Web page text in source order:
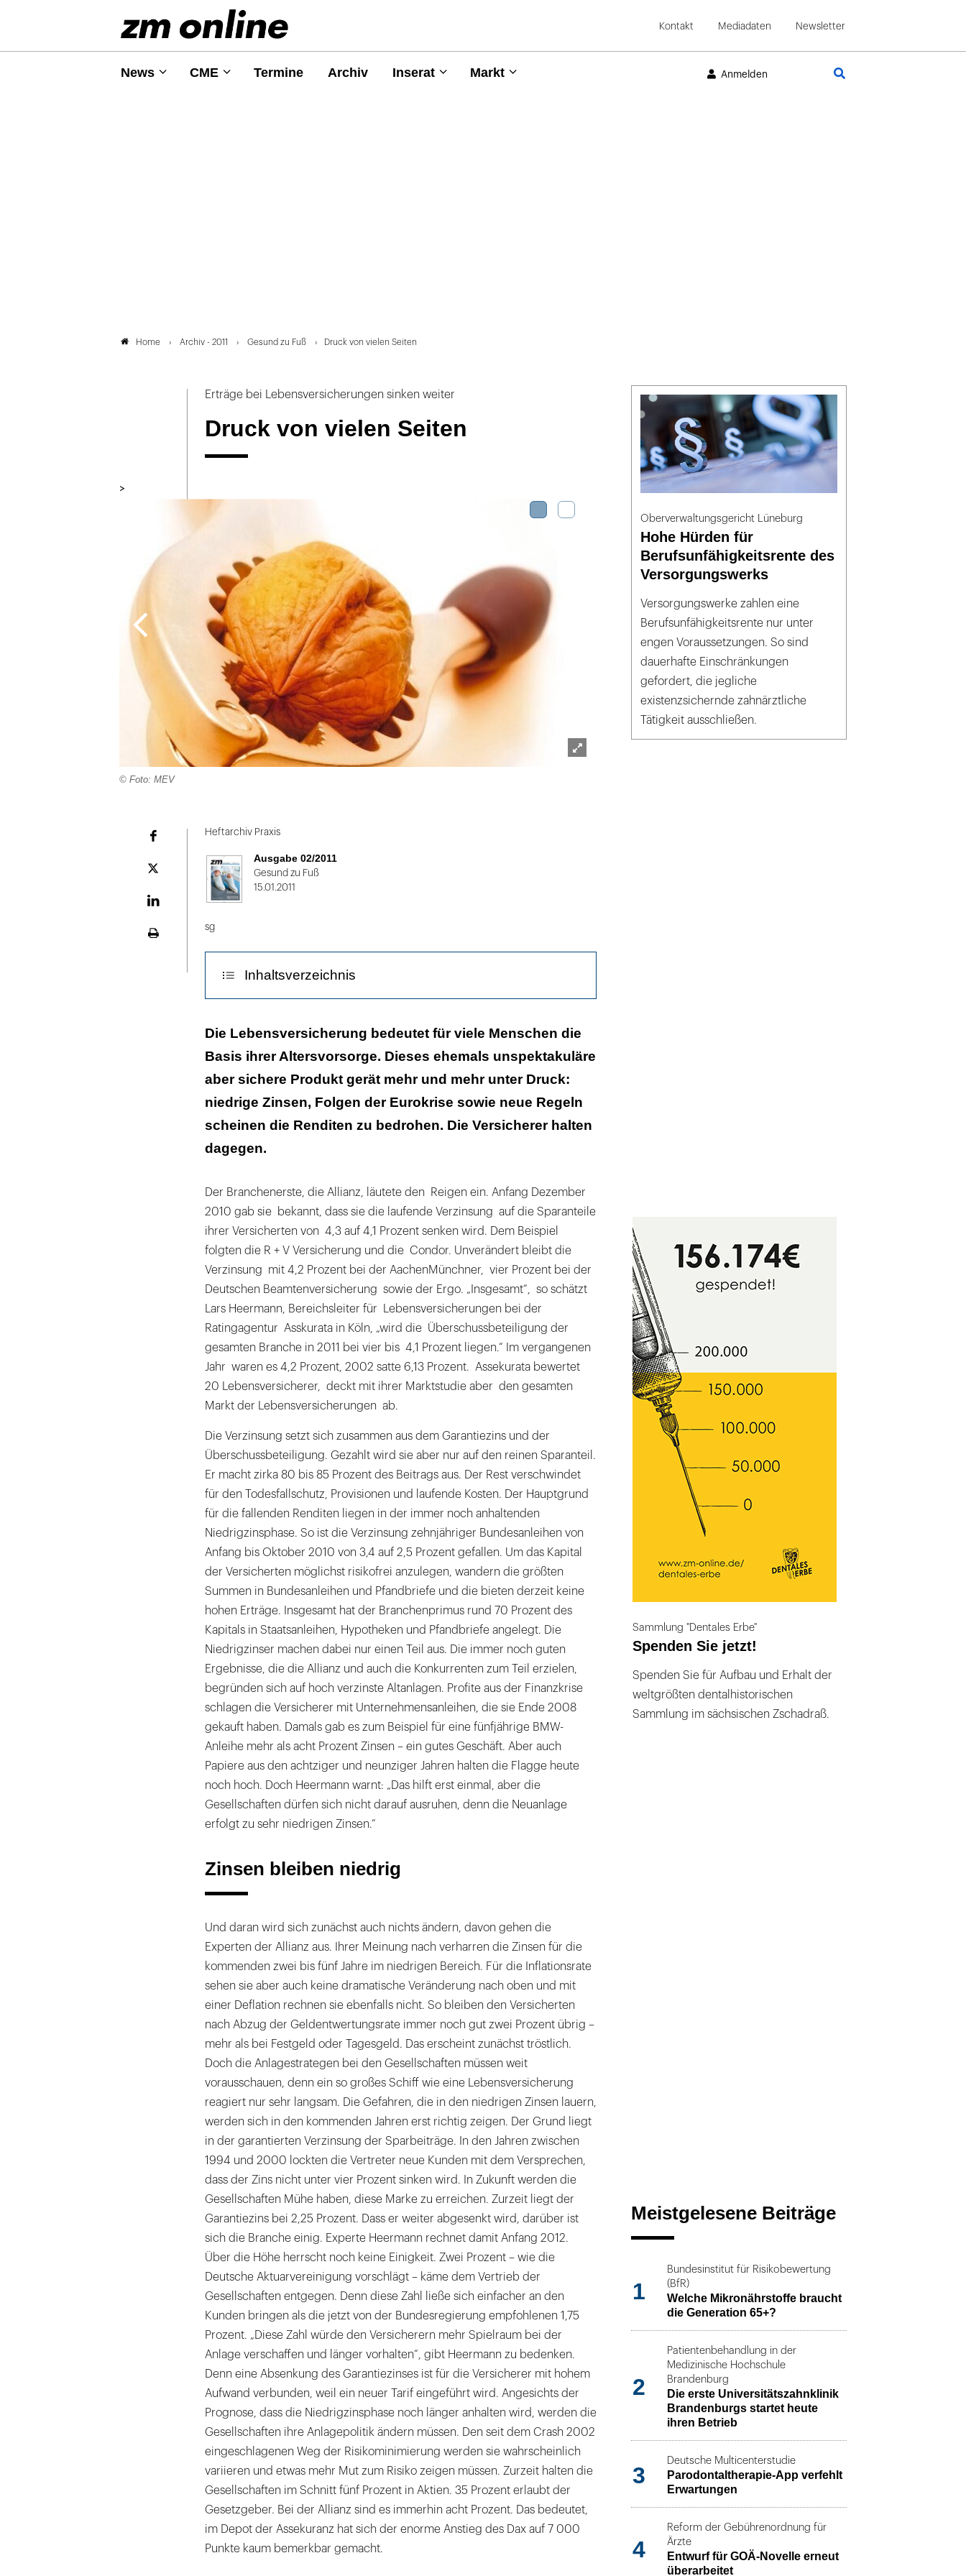
Kontakt Mediadaten Newsletter
News CME Termine Archiv Inserat Markt Anmelden
Home Archiv - 2011 Gesund zu Fuß Druck von vielen Seiten
Erträge bei Lebensversicherungen sinken weiter
Druck von vielen Seiten
>
© Foto: MEV
Plattform
Heftarchiv Praxis
Ausgabe 02/2011
Gesund zu Fuß
15.01.2011
sg
Inhaltsverzeichnis
Zinsen bleiben niedrig
Instabile Euro-Länder sorgen für Spannung
Absenkung des Garantiezinses
Die Lebensversicherung bedeutet für viele Menschen die
Basis ihrer Altersvorsorge. Dieses ehemals unspektakuläre
aber sichere Produkt gerät mehr und mehr unter Druck:
niedrige Zinsen, Folgen der Eurokrise sowie neue Regeln
scheinen die Renditen zu bedrohen. Die Versicherer halten
dagegen.
Der Branchenerste, die Allianz, läutete den Reigen ein. Anfang Dezember
2010 gab sie bekannt, dass sie die laufende Verzinsung auf die Sparanteile
ihrer Versicherten von 4,3 auf 4,1 Prozent senken wird. Dem Beispiel
folgten die R + V Versicherung und die Condor. Unverändert bleibt die
Verzinsung mit 4,2 Prozent bei der AachenMünchner, vier Prozent bei der
Deutschen Beamtenversicherung sowie der Ergo. „Insgesamt“, so schätzt
Lars Heermann, Bereichsleiter für Lebensversicherungen bei der
Ratingagentur Asskurata in Köln, „wird die Überschussbeteiligung der
gesamten Branche in 2011 bei vier bis 4,1 Prozent liegen.“ Im vergangenen
Jahr waren es 4,2 Prozent, 2002 satte 6,13 Prozent. Assekurata bewertet
20 Lebensversicherer, deckt mit ihrer Marktstudie aber den gesamten
Markt der Lebensversicherungen ab.
Die Verzinsung setzt sich zusammen aus dem Garantiezins und der
Überschussbeteiligung. Gezahlt wird sie aber nur auf den reinen Sparanteil.
Er macht zirka 80 bis 85 Prozent des Beitrags aus. Der Rest verschwindet
für den Todesfallschutz, Provisionen und laufende Kosten. Der Hauptgrund
für die fallenden Renditen liegen in der immer noch anhaltenden
Niedrigzinsphase. So ist die Verzinsung zehnjähriger Bundesanleihen von
Anfang bis Oktober 2010 von 3,4 auf 2,5 Prozent gefallen. Um das Kapital
der Versicherten möglichst risikofrei anzulegen, wandern die größten
Summen in Bundesanleihen und Pfandbriefe und die bieten derzeit keine
hohen Erträge. Insgesamt hat der Branchenprimus rund 70 Prozent des
Kapitals in Staatsanleihen, Hypotheken und Pfandbriefe angelegt. Die
Niedrigzinser machen dabei nur einen Teil aus. Die immer noch guten
Ergebnisse, die die Allianz und auch die Konkurrenten zum Teil erzielen,
begründen sich auf hoch verzinste Altanlagen. Profite aus der Finanzkrise
schlagen die Versicherer mit Unternehmensanleihen, die sie Ende 2008
gekauft haben. Damals gab es zum Beispiel für eine fünfjährige BMW-
Anleihe mehr als acht Prozent Zinsen – ein gutes Geschäft. Aber auch
Papiere aus den achtziger und neunziger Jahren halten die Flagge heute
noch hoch. Doch Heermann warnt: „Das hilft erst einmal, aber die
Gesellschaften dürfen sich nicht darauf ausruhen, denn die Neuanlage
erfolgt zu sehr niedrigen Zinsen.“
Zinsen bleiben niedrig
Und daran wird sich zunächst auch nichts ändern, davon gehen die
Experten der Allianz aus. Ihrer Meinung nach verharren die Zinsen für die
kommenden zwei bis fünf Jahre im niedrigen Bereich. Für die Inflationsrate
sehen sie aber auch keine dramatische Veränderung nach oben und mit
einer Deflation rechnen sie ebenfalls nicht. So bleiben den Versicherten
nach Abzug der Geldentwertungsrate immer noch gut zwei Prozent übrig –
mehr als bei Festgeld oder Tagesgeld. Das erscheint zunächst tröstlich.
Doch die Anlagestrategen bei den Gesellschaften müssen weit
vorausschauen, denn ein so großes Schiff wie eine Lebensversicherung
reagiert nur sehr langsam. Die Gefahren, die in den niedrigen Zinsen lauern,
werden sich in den kommenden Jahren erst richtig zeigen. Der Grund liegt
in der garantierten Verzinsung der Sparbeiträge. In den Jahren zwischen
1994 und 2000 lockten die Vertreter neue Kunden mit dem Versprechen,
dass der Zins nicht unter vier Prozent sinken wird. In Zukunft werden die
Gesellschaften Mühe haben, diese Marke zu erreichen. Zurzeit liegt der
Garantiezins bei 2,25 Prozent. Dass er weiter abgesenkt wird, darüber ist
sich die Branche einig. Experte Heermann rechnet damit Anfang 2012.
Über die Höhe herrscht noch keine Einigkeit. Zwei Prozent – wie die
Deutsche Aktuarvereinigung vorschlägt – käme dem Vertrieb der
Gesellschaften entgegen. Denn diese Zahl ließe sich einfacher an den
Kunden bringen als die jetzt von der Bundesregierung empfohlenen 1,75
Prozent. „Diese Zahl würde den Versicherern mehr Spielraum bei der
Anlage verschaffen und länger vorhalten“, gibt Heermann zu bedenken.
Denn eine Absenkung des Garantiezinses ist für die Versicherer mit hohem
Aufwand verbunden, weil ein neuer Tarif eingeführt wird. Angesichts der
Prognose, dass die Niedrigzinsphase noch länger anhalten wird, werden die
Gesellschaften ihre Anlagepolitik ändern müssen. Den seit dem Crash 2002
eingeschlagenen Weg der Risikominimierung werden sie wahrscheinlich
variieren und etwas mehr Mut zum Risiko zeigen müssen. Zurzeit halten die
Gesellschaften im Schnitt fünf Prozent in Aktien. 35 Prozent erlaubt der
Gesetzgeber. Bei der Allianz sind es immerhin acht Prozent. Das bedeutet,
im Depot der Assekuranz hat sich der enorme Anstieg des Dax auf 7 000
Punkte kaum bemerkbar gemacht.
Oberverwaltungsgericht Lüneburg
Hohe Hürden für
Berufsunfähigkeitsrente des
Versorgungswerks
Versorgungswerke zahlen eine
Berufsunfähigkeitsrente nur unter
engen Voraussetzungen. So sind
dauerhafte Einschränkungen
gefordert, die jegliche
existenzsichernde zahnärztliche
Tätigkeit ausschließen.
Sammlung "Dentales Erbe"
Spenden Sie jetzt!
Spenden Sie für Aufbau und Erhalt der
weltgrößten dentalhistorischen
Sammlung im sächsischen Zschadraß.
Meistgelesene Beiträge
1
Bundesinstitut für Risikobewertung
(BfR)
Welche Mikronährstoffe braucht
die Generation 65+?
2
Patientenbehandlung in der
Medizinische Hochschule
Brandenburg
Die erste Universitätszahnklinik
Brandenburgs startet heute
ihren Betrieb
3
Deutsche Multicenterstudie
Parodontaltherapie-App verfehlt
Erwartungen
4
Reform der Gebührenordnung für
Ärzte
Entwurf für GOÄ-Novelle erneut
überarbeitet